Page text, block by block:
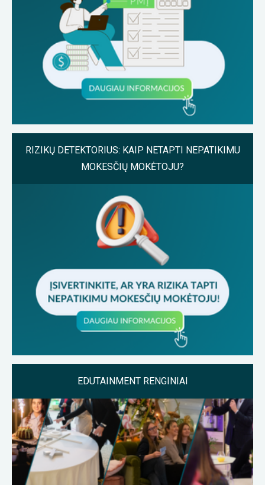
RIZIKŲ DETEKTORIUS: KAIP NETAPTI NEPATIKIMU
MOKESČIŲ MOKĖTOJU?
EDUTAINMENT RENGINIAI